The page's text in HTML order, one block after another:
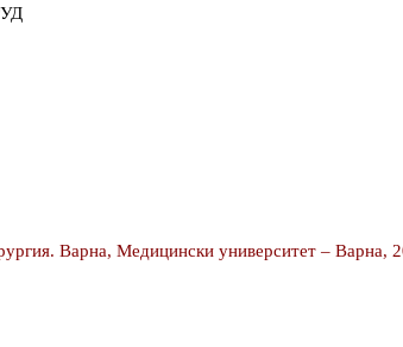
Варна, Медицински университет – Варна,